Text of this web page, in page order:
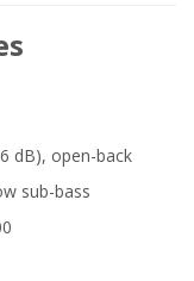
dB), open-back
sub-bass